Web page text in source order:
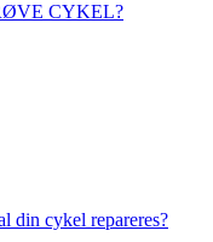
CYKEL?
din cykel repareres?